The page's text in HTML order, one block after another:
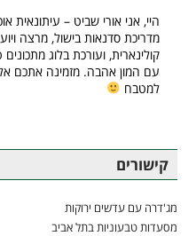
היי, אני אורי שביט – עיתונאית
מדריכת סדנאות בישול, מרצה
קולינארית, ועורכת בלוג מתכונים
עם המון אהבה. מזמינה אתכם
למטבח
קישורים
מג'דרה עם עדשים ירוקות
מסעדות טבעוניות בתל אביב